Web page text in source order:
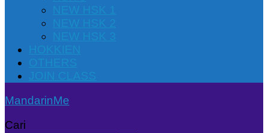
NEW HSK 1
NEW HSK 2
NEW HSK 3
HOKKIEN
OTHERS
JOIN CLASS
MandarinMe
Cari